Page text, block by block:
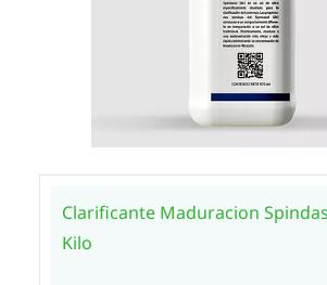
Clarificante Maduracion
Kilo